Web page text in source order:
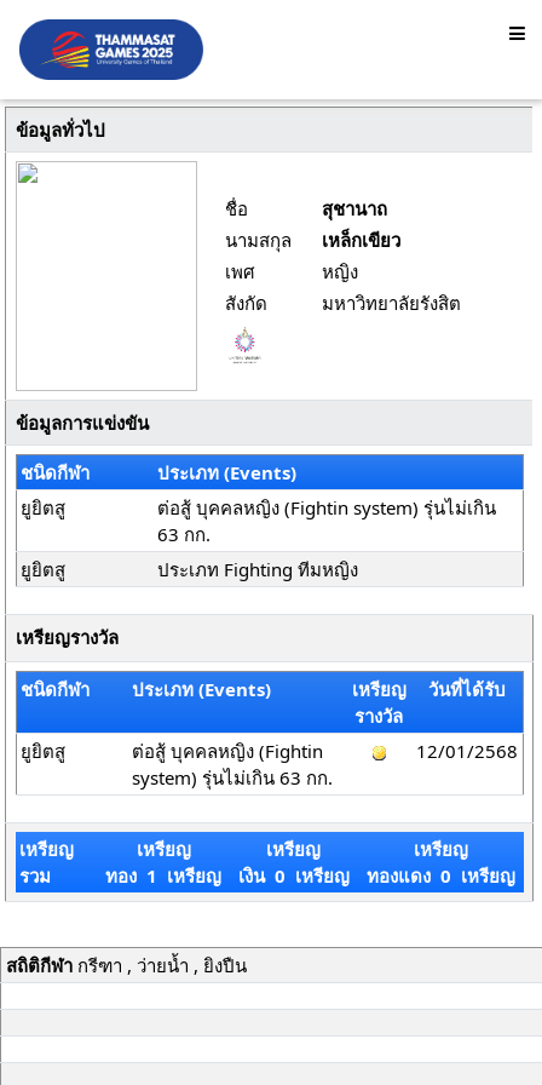
ข้อมูลทั่วไป
ชื่อ
สุชานาถ
นามสกุล
เหล็กเขียว
เพศ
หญิง
สังกัด
มหาวิทยาลัยรังสิต
ข้อมูลการแข่งขัน
ชนิดกีฬา
ประเภท (Events)
ยูยิตสู
ต่อสู้ บุคคลหญิง (Fightin system) รุ่นไม่เกิน
63 กก.
ยูยิตสู
ประเภท Fighting ทีมหญิง
เหรียญรางวัล
ชนิดกีฬา ประเภท (Events)
เหรียญ
รางวัล
วันที่ได้รับ
ยูยิตสู
ต่อสู้ บุคคลหญิง (Fightin
system) รุ่นไม่เกิน 63 กก.
12/01/2568
เหรียญ
รวม
เหรียญ
ทอง 1 เหรียญ
เหรียญ
เงิน 0 เหรียญ
เหรียญ
ทองแดง 0 เหรียญ
สถิติกีฬากรีฑา , ว่ายน้ำ , ยิงปืน